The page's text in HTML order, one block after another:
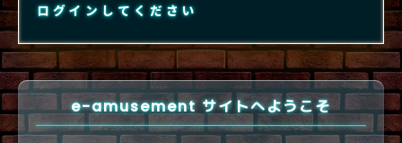
ログインしてください
e-amusement サイトへようこそ